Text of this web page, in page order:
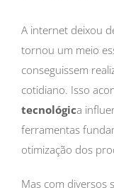
A internet deixou
tornou um meio
conseguissem
cotidiano. Isso
tecnológica
ferramentas
otimização dos
Mas com diversos